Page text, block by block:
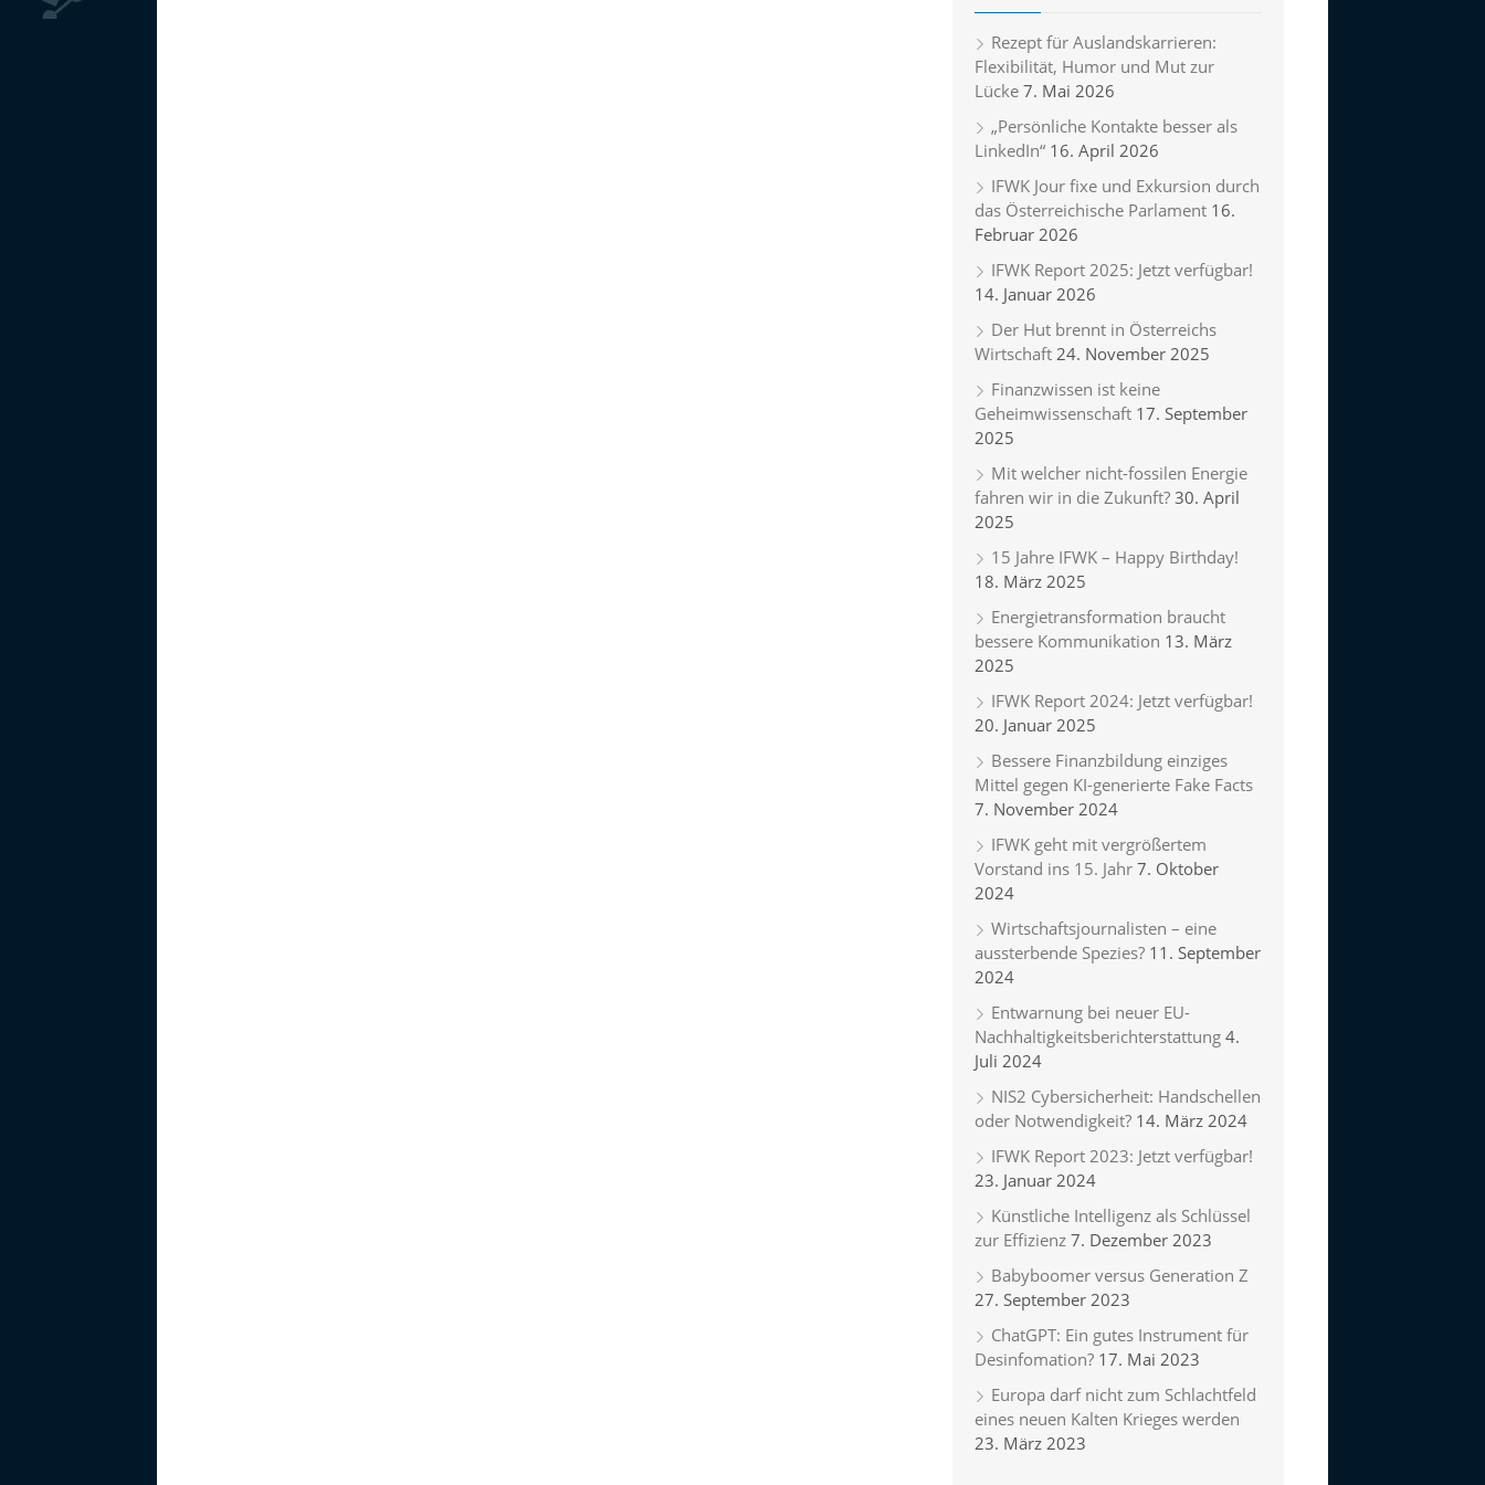
Rezept für Auslandskarrieren:
Flexibilität, Humor und Mut zur
Lücke 7. Mai 2026
„Persönliche Kontakte besser als
LinkedIn“ 16. April 2026
IFWK Jour fixe und Exkursion durch
das Österreichische Parlament 16.
Februar 2026
IFWK Report 2025: Jetzt verfügbar!
14. Januar 2026
Der Hut brennt in Österreichs
Wirtschaft 24. November 2025
Finanzwissen ist keine
Geheimwissenschaft 17. September
2025
Mit welcher nicht-fossilen Energie
fahren wir in die Zukunft? 30. April
2025
15 Jahre IFWK – Happy Birthday!
18. März 2025
Energietransformation braucht
bessere Kommunikation 13. März
2025
IFWK Report 2024: Jetzt verfügbar!
20. Januar 2025
Bessere Finanzbildung einziges
Mittel gegen KI-generierte Fake Facts
7. November 2024
IFWK geht mit vergrößertem
Vorstand ins 15. Jahr 7. Oktober
2024
Wirtschaftsjournalisten – eine
aussterbende Spezies? 11. September
2024
Entwarnung bei neuer EU-
Nachhaltigkeitsberichterstattung 4.
Juli 2024
NIS2 Cybersicherheit: Handschellen
oder Notwendigkeit? 14. März 2024
IFWK Report 2023: Jetzt verfügbar!
23. Januar 2024
Künstliche Intelligenz als Schlüssel
zur Effizienz 7. Dezember 2023
Babyboomer versus Generation Z
27. September 2023
ChatGPT: Ein gutes Instrument für
Desinfomation? 17. Mai 2023
Europa darf nicht zum Schlachtfeld
eines neuen Kalten Krieges werden
23. März 2023